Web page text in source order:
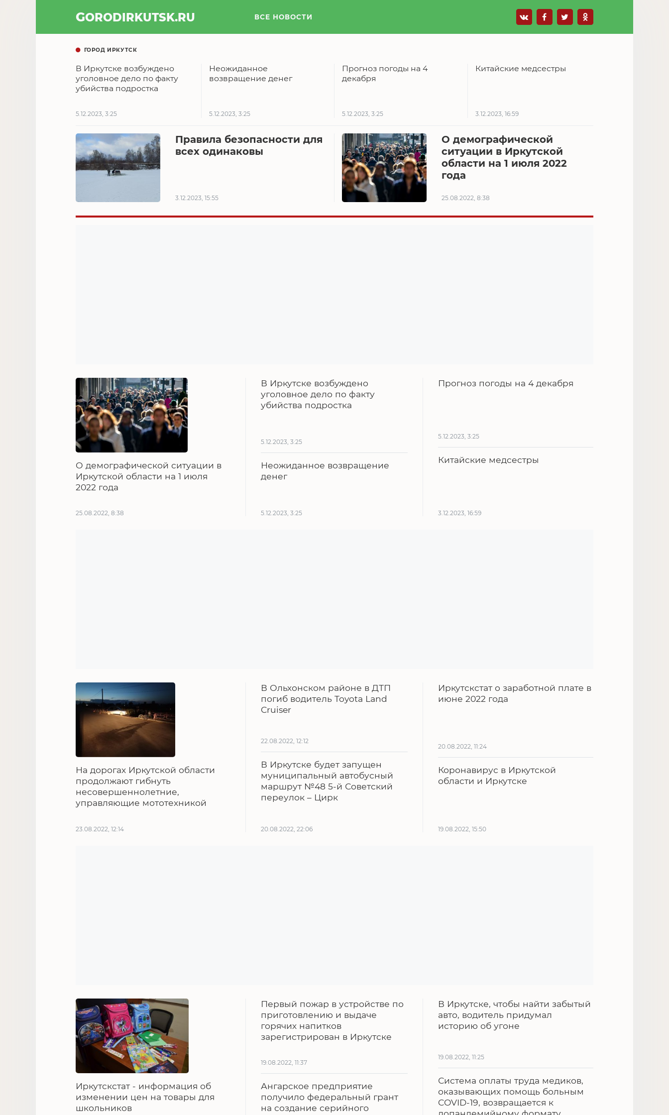
GORODIRKUTSK.RU ВСЕ НОВОСТИ
ГОРОД ИРКУТСК
В Иркутске возбуждено
уголовное дело по факту
убийства подростка
5.12.2023, 3:25
Неожиданное
возвращение денег
5.12.2023, 3:25
Прогноз погоды на 4
декабря
5.12.2023, 3:25
Китайские медсестры
3.12.2023, 16:59
Правила безопасности для
всех одинаковы
3.12.2023, 15:55
О демографической
ситуации в Иркутской
области на 1 июля 2022
года
25.08.2022, 8:38
О демографической ситуации в
Иркутской области на 1 июля
2022 года
25.08.2022, 8:38
В Иркутске возбуждено
уголовное дело по факту
убийства подростка
5.12.2023, 3:25
Неожиданное возвращение
денег
5.12.2023, 3:25
Прогноз погоды на 4 декабря
5.12.2023, 3:25
Китайские медсестры
3.12.2023, 16:59
На дорогах Иркутской области
продолжают гибнуть
несовершеннолетние,
управляющие мототехникой
23.08.2022, 12:14
В Ольхонском районе в ДТП
погиб водитель Toyota Land
Cruiser
22.08.2022, 12:12
В Иркутске будет запущен
муниципальный автобусный
маршрут №48 5-й Советский
переулок – Цирк
20.08.2022, 22:06
Иркутскстат о заработной плате в
июне 2022 года
20.08.2022, 11:24
Коронавирус в Иркутской
области и Иркутске
19.08.2022, 15:50
Иркутскстат - информация об
изменении цен на товары для
школьников
Первый пожар в устройстве по
приготовлению и выдаче
горячих напитков
зарегистрирован в Иркутске
19.08.2022, 11:37
Ангарское предприятие
получило федеральный грант
на создание серийного
В Иркутске, чтобы найти забытый
авто, водитель придумал
историю об угоне
19.08.2022, 11:25
Система оплаты труда медиков,
оказывающих помощь больным
COVID-19, возвращается к